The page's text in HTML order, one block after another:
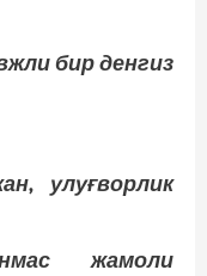
бир денгиз
улуғворлик
жамоли